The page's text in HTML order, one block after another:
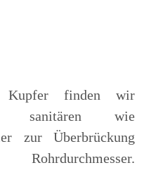
Kupfer finden wir
sanitären wie
zur Überbrückung